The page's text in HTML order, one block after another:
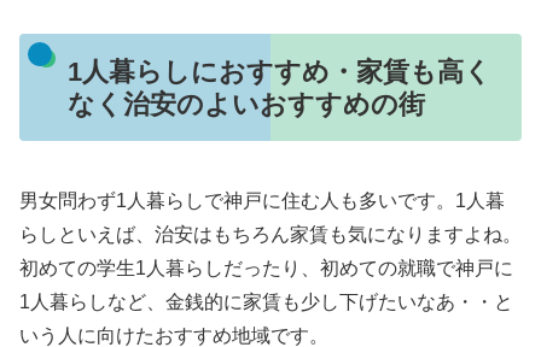
1人暮らしにおすすめ・家賃も高く
なく治安のよいおすすめの街
男女問わず1人暮らしで神戸に住む人も多いです。1人暮
らしといえば、治安はもちろん家賃も気になりますよね。
初めての学生1人暮らしだったり、初めての就職で神戸に
1人暮らしなど、金銭的に家賃も少し下げたいなあ・・と
いう人に向けたおすすめ地域です。